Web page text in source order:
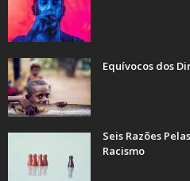
Equívocos dos
Seis Razões
Racismo